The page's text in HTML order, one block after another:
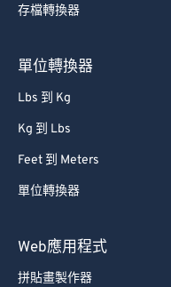
存檔轉換器
單位轉換器
Lbs 到 Kg
Kg 到 Lbs
Feet 到 Meters
單位轉換器
Web應用程式
拼貼畫製作器